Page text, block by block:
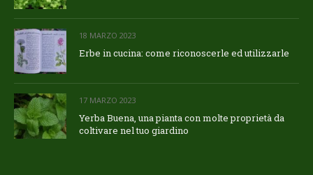
18 MARZO 2023
Erbe in cucina: come riconoscerle ed utilizzarle
17 MARZO 2023
Yerba Buena, una pianta con molte proprietà da
coltivare nel tuo giardino